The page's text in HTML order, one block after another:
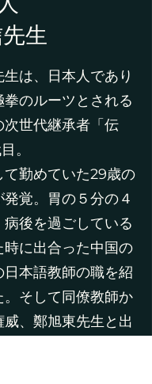
生
は、日本人であり
のルーツとされる
次世代継承者「伝
。
勤めていた29歳の
覚。胃の５分の４
病後を過ごしている
時に出合った中国の
本語教師の職を紹
そして同僚教師か
威、鄭旭東先生と出